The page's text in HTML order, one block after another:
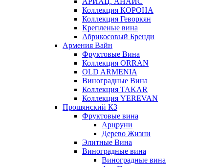
Коллекция КОРОНА
Коллекция Геворкян
Крепленые вина
Абрикосовый Бренди
Армения Вайн
Фруктовые Вина
Коллекция ORRAN
OLD ARMENIA
Виноградные Вина
Коллекция TAKAR
Коллекция YEREVAN
Прошянский КЗ
Фруктовые вина
Арцруни
Дерево Жизни
Элитные Вина
Виноградные вина
Виноградные вина